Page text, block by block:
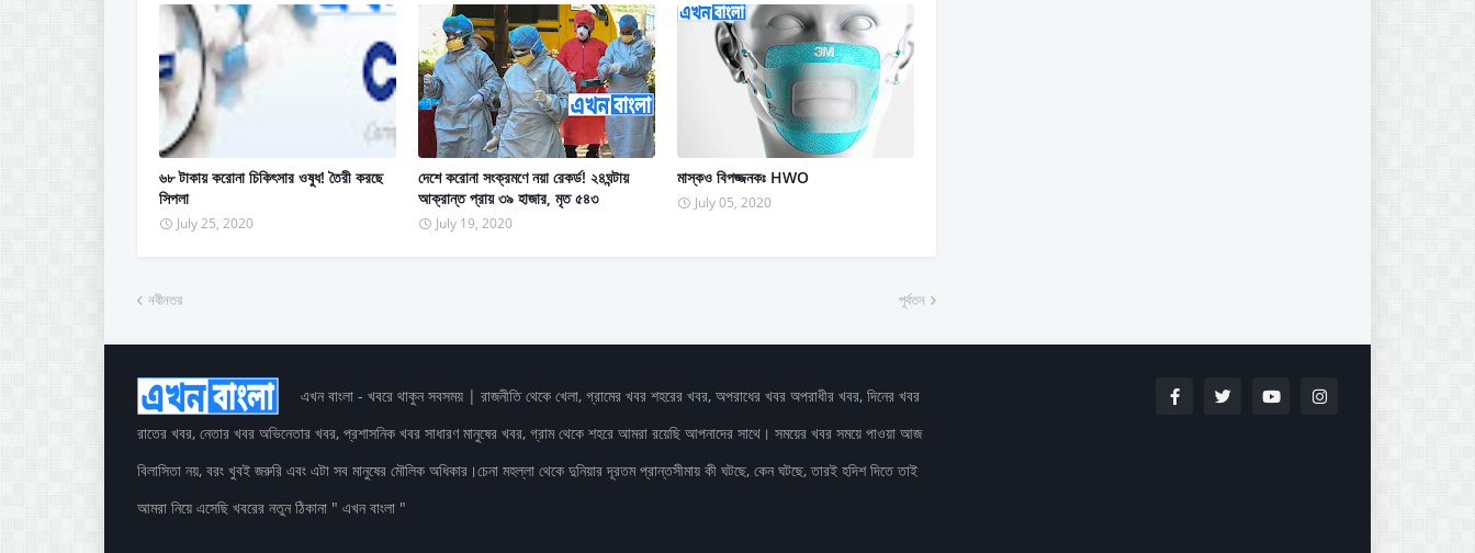
৬৮ টাকায় করোনা চিকিৎসার ওষুধ! তৈরী করছে
সিপলা
July 25, 2020
দেশে করোনা সংক্রমণে নয়া রেকর্ড! ২৪ঘন্টায়
আক্রান্ত প্রায় ৩৯ হাজার, মৃত ৫৪৩
July 19, 2020
মাস্কও বিপজ্জনকঃ HWO
July 05, 2020
নবীনতর পূর্বতন
এখন বাংলা - খবরে থাকুন সবসময় | রাজনীতি থেকে খেলা, গ্রামের খবর শহরের খবর, অপরাধের খবর অপরাধীর খবর, দিনের খবর
রাতের খবর, নেতার খবর অভিনেতার খবর, প্রশাসনিক খবর সাধারণ মানুষের খবর, গ্রাম থেকে শহরে আমরা রয়েছি আপনাদের সাথে। সময়ের খবর সময়ে পাওয়া আজ
বিলাসিতা নয়, বরং খুবই জরুরি এবং এটা সব মানুষের মৌলিক অধিকার।চেনা মহল্লা থেকে দুনিয়ার দূরতম প্রান্তসীমায় কী ঘটছে, কেন ঘটছে, তারই হদিশ দিতে তাই
আমরা নিয়ে এসেছি খবরের নতুন ঠিকানা " এখন বাংলা "